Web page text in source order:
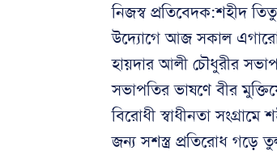
নিজস্ব প্রতিবেদক:শহীদ
উদ্যোগে আজ সকাল
হায়দার আলী চৌধুরীর
সভাপতির ভাষণে বীর
বিরোধী স্বাধীনতা
জন্য সশস্ত্র প্রতিরোধ গড়ে